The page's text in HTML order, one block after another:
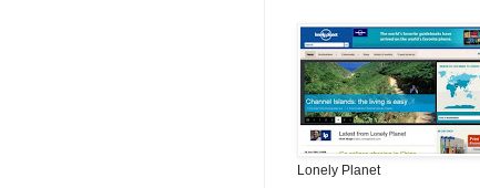
Lonely Planet